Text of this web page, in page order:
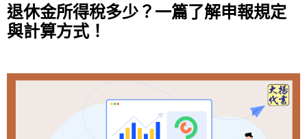
退休金所得稅多少？一篇了解申報規定
與計算方式！